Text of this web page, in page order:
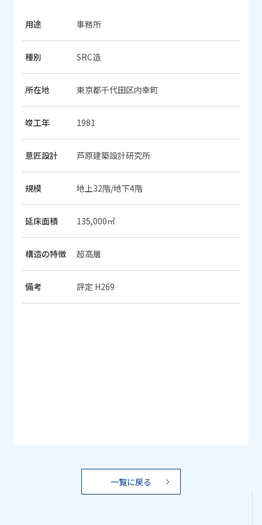
用途 事務所
種別 SRC造
所在地 東京都千代田区内幸町
竣工年 1981
意匠設計 芦原建築設計研究所
規模 地上32階/地下4階
延床面積 135,000㎡
構造の特徴 超高層
備考 評定 H269
一覧に戻る